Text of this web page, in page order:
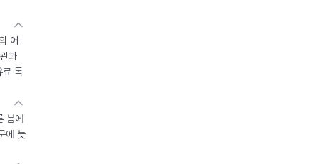
어
과
료 독
봄에
에 늦